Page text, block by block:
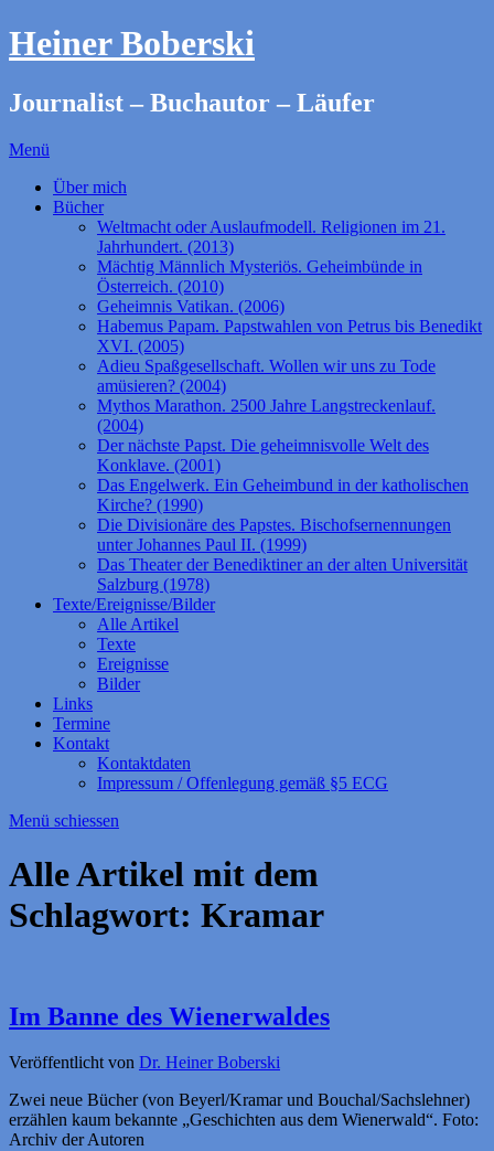
Heiner Boberski
Journalist – Buchautor – Läufer
Menü
Über mich
Bücher
Weltmacht oder Auslaufmodell. Religionen im 21.
Jahrhundert. (2013)
Mächtig Männlich Mysteriös. Geheimbünde in
Österreich. (2010)
Geheimnis Vatikan. (2006)
Habemus Papam. Papstwahlen von Petrus bis Benedikt
XVI. (2005)
Adieu Spaßgesellschaft. Wollen wir uns zu Tode
amüsieren? (2004)
Mythos Marathon. 2500 Jahre Langstreckenlauf.
(2004)
Der nächste Papst. Die geheimnisvolle Welt des
Konklave. (2001)
Das Engelwerk. Ein Geheimbund in der katholischen
Kirche? (1990)
Die Divisionäre des Papstes. Bischofsernennungen
unter Johannes Paul II. (1999)
Das Theater der Benediktiner an der alten Universität
Salzburg (1978)
Texte/Ereignisse/Bilder
Alle Artikel
Texte
Ereignisse
Bilder
Links
Termine
Kontakt
Kontaktdaten
Impressum / Offenlegung gemäß §5 ECG
Menü schiessen
Alle Artikel mit dem
Schlagwort: Kramar
Im Banne des Wienerwaldes
Veröffentlicht von Dr. Heiner Boberski
Zwei neue Bücher (von Beyerl/Kramar und Bouchal/Sachslehner)
erzählen kaum bekannte „Geschichten aus dem Wienerwald“. Foto:
Archiv der Autoren